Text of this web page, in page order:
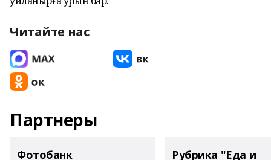
Читайте нас
Партнеры
Фотобанк Рубрика "Еда и